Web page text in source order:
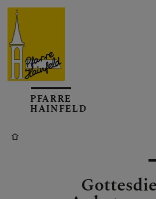
AKTUELL
PFARRE
HAINFELD